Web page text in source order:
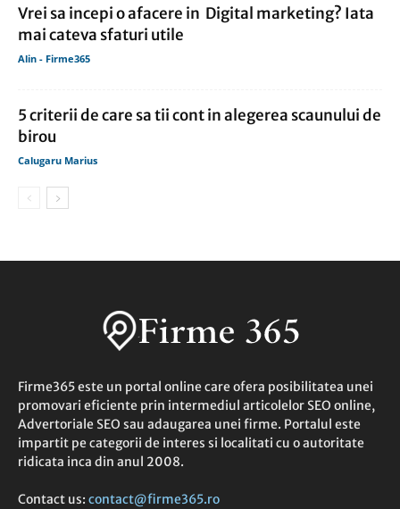
Vrei sa incepi o afacere in Digital marketing? Iata
mai cateva sfaturi utile
Alin - Firme365
5 criterii de care sa tii cont in alegerea scaunului de
birou
Calugaru Marius
Firme365 este un portal online care ofera posibilitatea unei
promovari eficiente prin intermediul articolelor SEO online,
Advertoriale SEO sau adaugarea unei firme. Portalul este
impartit pe categorii de interes si localitati cu o autoritate
ridicata inca din anul 2008.
Contact us: contact@firme365.ro